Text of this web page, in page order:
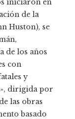
iniciaron en
de la
Huston), se
de los años
con
y
dirigida por
las obras
basado